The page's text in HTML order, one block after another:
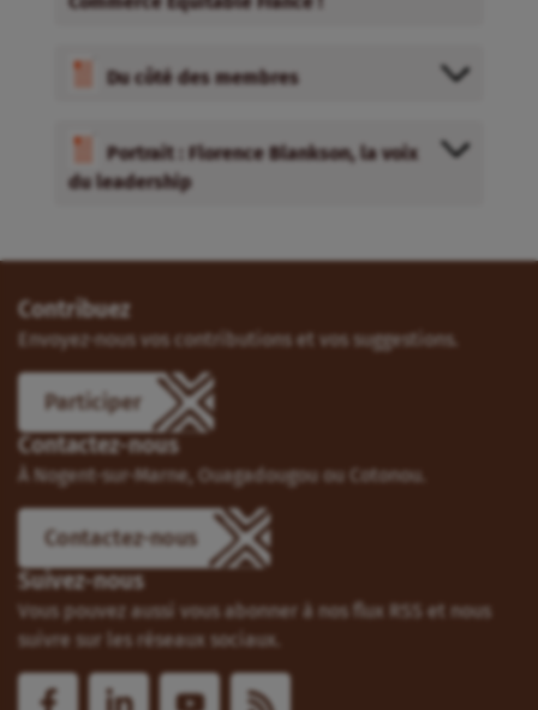
Du côté des membres
Portrait : Florence Blankson, la voix
du leadership
Contribuez
Envoyez-nous vos contributions et vos suggestions.
Participer
Contactez-nous
À Nogent-sur-Marne, Ouagadougou ou Cotonou.
Contactez-nous
Suivez-nous
Vous pouvez aussi vous abonner à nos flux RSS et nous
suivre sur les réseaux sociaux.